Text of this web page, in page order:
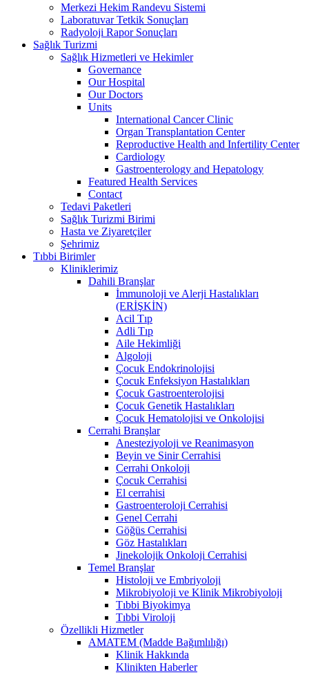
Merkezi Hekim Randevu Sistemi
Laboratuvar Tetkik Sonuçları
Radyoloji Rapor Sonuçları
Sağlık Turizmi
Sağlık Hizmetleri ve Hekimler
Governance
Our Hospital
Our Doctors
Units
International Cancer Clinic
Organ Transplantation Center
Reproductive Health and Infertility Center
Cardiology
Gastroenterology and Hepatology
Featured Health Services
Contact
Tedavi Paketleri
Sağlık Turizmi Birimi
Hasta ve Ziyaretçiler
Şehrimiz
Tıbbi Birimler
Kliniklerimiz
Dahili Branşlar
İmmunoloji ve Alerji Hastalıkları
(ERİŞKİN)
Acil Tıp
Adli Tıp
Aile Hekimliği
Algoloji
Çocuk Endokrinolojisi
Çocuk Enfeksiyon Hastalıkları
Çocuk Gastroenterolojisi
Çocuk Genetik Hastalıkları
Çocuk Hematolojisi ve Onkolojisi
Cerrahi Branşlar
Anesteziyoloji ve Reanimasyon
Beyin ve Sinir Cerrahisi
Cerrahi Onkoloji
Çocuk Cerrahisi
El cerrahisi
Gastroenteroloji Cerrahisi
Genel Cerrahi
Göğüs Cerrahisi
Göz Hastalıkları
Jinekolojik Onkoloji Cerrahisi
Temel Branşlar
Histoloji ve Embriyoloji
Mikrobiyoloji ve Klinik Mikrobiyoloji
Tıbbi Biyokimya
Tıbbi Viroloji
Özellikli Hizmetler
AMATEM (Madde Bağımlılığı)
Klinik Hakkında
Klinikten Haberler